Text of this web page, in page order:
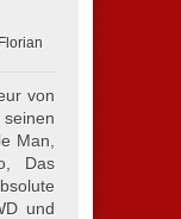
Florian
von
Man,
Das
und